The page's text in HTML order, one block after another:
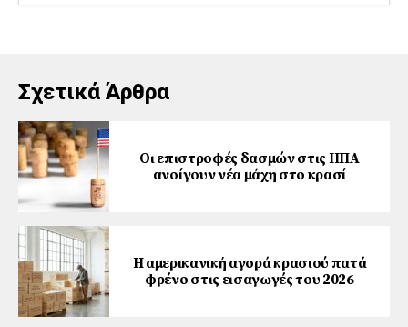
Σχετικά Άρθρα
Οι επιστροφές δασμών στις ΗΠΑ
ανοίγουν νέα μάχη στο κρασί
Η αμερικανική αγορά κρασιού πατά
φρένο στις εισαγωγές του 2026